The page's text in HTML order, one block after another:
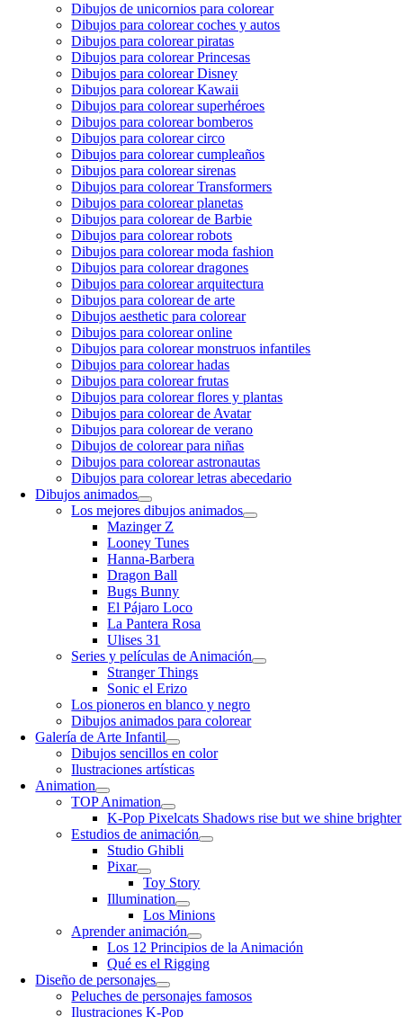
Dibujos de unicornios para colorear
Dibujos para colorear coches y autos
Dibujos para colorear piratas
Dibujos para colorear Princesas
Dibujos para colorear Disney
Dibujos para colorear Kawaii
Dibujos para colorear superhéroes
Dibujos para colorear bomberos
Dibujos para colorear circo
Dibujos para colorear cumpleaños
Dibujos para colorear sirenas
Dibujos para colorear Transformers
Dibujos para colorear planetas
Dibujos para colorear de Barbie
Dibujos para colorear robots
Dibujos para colorear moda fashion
Dibujos para colorear dragones
Dibujos para colorear arquitectura
Dibujos para colorear de arte
Dibujos aesthetic para colorear
Dibujos para colorear online
Dibujos para colorear monstruos infantiles
Dibujos para colorear hadas
Dibujos para colorear frutas
Dibujos para colorear flores y plantas
Dibujos para colorear de Avatar
Dibujos para colorear de verano
Dibujos de colorear para niñas
Dibujos para colorear astronautas
Dibujos para colorear letras abecedario
Dibujos animados
Los mejores dibujos animados
Mazinger Z
Looney Tunes
Hanna-Barbera
Dragon Ball
Bugs Bunny
El Pájaro Loco
La Pantera Rosa
Ulises 31
Series y películas de Animación
Stranger Things
Sonic el Erizo
Los pioneros en blanco y negro
Dibujos animados para colorear
Galería de Arte Infantil
Dibujos sencillos en color
Ilustraciones artísticas
Animation
TOP Animation
K-Pop Pixelcats Shadows rise but we shine brighter
Estudios de animación
Studio Ghibli
Pixar
Toy Story
Illumination
Los Minions
Aprender animación
Los 12 Principios de la Animación
Qué es el Rigging
Diseño de personajes
Peluches de personajes famosos
Ilustraciones K-Pop